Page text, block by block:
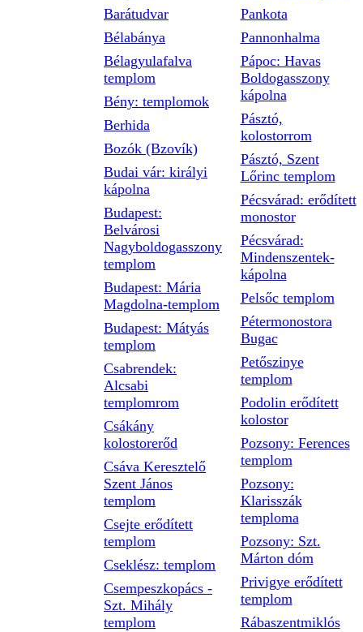
Barátudvar
Bélabánya
Bélagyulafalva
templom
Bény: templomok
Berhida
Bozók (Bzovík)
Budai vár: királyi
kápolna
Budapest:
Belvárosi
Nagyboldogasszony
templom
Budapest: Mária
Magdolna-templom
Budapest: Mátyás
templom
Csabrendek:
Alcsabi
templomrom
Csákány
kolostorerőd
Csáva Keresztelő
Szent János
templom
Csejte erődített
templom
Cseklész: templom
Csempeszkopács -
Szt. Mihály
templom
Pankota
Pannonhalma
Pápoc: Havas
Boldogasszony
kápolna
Pásztó,
kolostorrom
Pásztó, Szent
Lőrinc templom
Pécsvárad: erődített
monostor
Pécsvárad:
Mindenszentek-
kápolna
Pelsőc templom
Pétermonostora
Bugac
Petőszinye
templom
Podolin erődített
kolostor
Pozsony: Ferences
templom
Pozsony:
Klarisszák
temploma
Pozsony: Szt.
Márton dóm
Privigye erődített
templom
Rábaszentmiklós